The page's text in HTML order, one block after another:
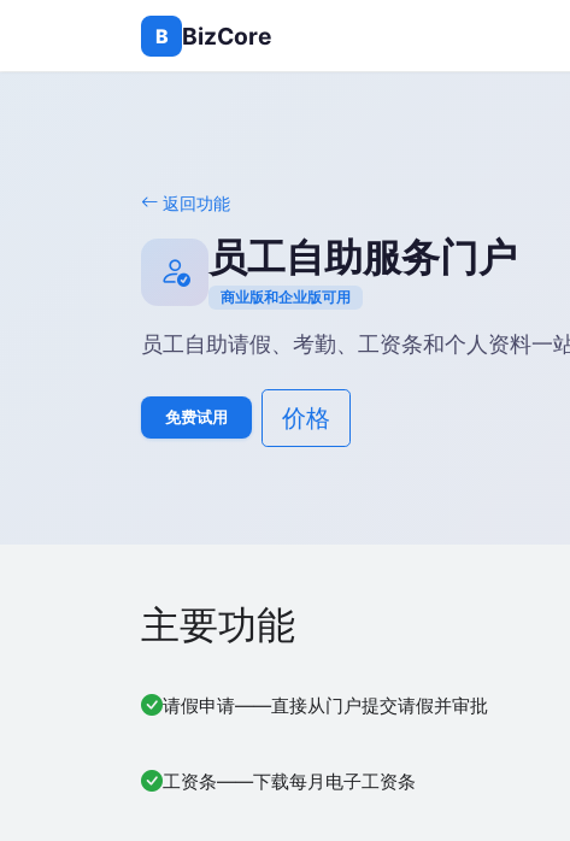
B BizCore
返回功能
员工自助服务门户
商业版和企业版可用
员工自助请假、考勤、工资条和个人资料一
免费试用 价格
主要功能
请假申请——直接从门户提交请假并审批
工资条——下载每月电子工资条